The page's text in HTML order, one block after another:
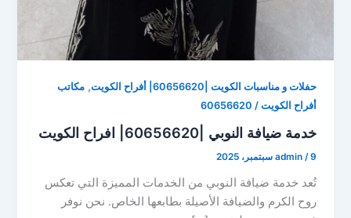
حفلات و مناسبات الكويت |60656620| أفراح الكويت ,مكاتب
أفراح الكويت / 60656620
خدمة ضيافة النوبي |60656620| افراح الكويت
admin /9 سبتمبر، 2025
تُعد خدمة ضيافة النوبي من الخدمات المميزة التي تعكس
روح الكرم والضيافة الأصيلة بطابعها الخاص. نحن نوفر